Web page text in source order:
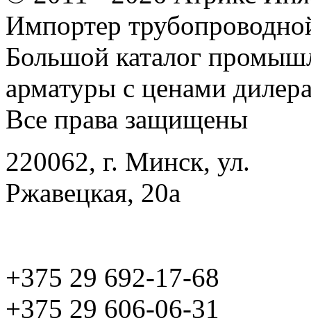
Импортер
Большой каталог
арматуры с ценами
Все права защищены
220062, г. Минск, ул.
Ржавецкая, 20а
+375 29 692-17-68
+375 29 606-06-31